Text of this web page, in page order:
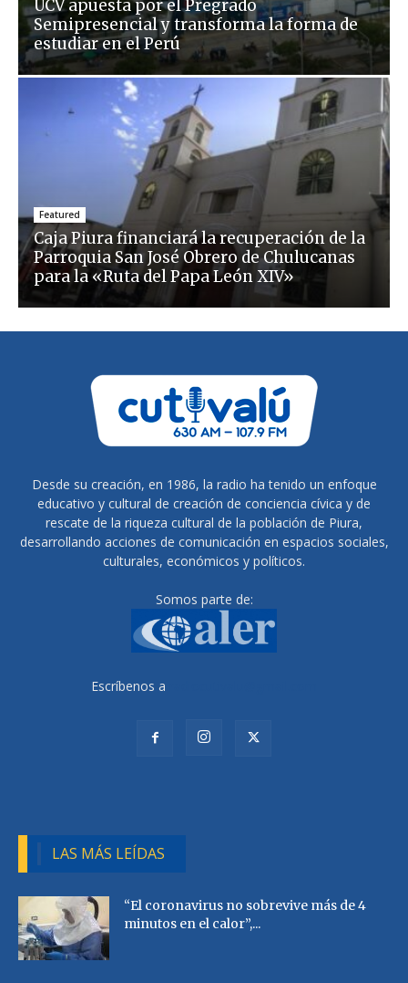
UCV apuesta por el Pregrado
Semipresencial y transforma la forma de
estudiar en el Perú
Featured
Caja Piura financiará la recuperación de la
Parroquia San José Obrero de Chulucanas
para la «Ruta del Papa León XIV»
Desde su creación, en 1986, la radio ha tenido un enfoque
educativo y cultural de creación de conciencia cívica y de
rescate de la riqueza cultural de la población de Piura,
desarrollando acciones de comunicación en espacios sociales,
culturales, económicos y políticos.
Somos parte de:
Escríbenos a
LAS MÁS LEÍDAS
“El coronavirus no sobrevive más de 4
minutos en el calor”,...